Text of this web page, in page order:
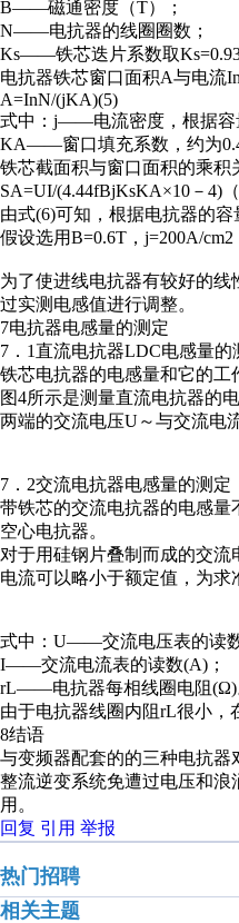
B——磁通密度（T）；
N——电抗器的线圈圈数；
Ks——铁芯迭片系数取Ks=0.93
电抗器铁芯窗口面积A与电流
A=InN/(jKA)(5)
式中：j——电流密度，根据容
KA——窗口填充系数，约为0.4
铁芯截面积与窗口面积的乘积
SA=UI/(4.44fBjKsKA×10－4)（
由式(6)可知，根据电抗器的
假设选用B=0.6T，j=200A/
为了使进线电抗器有较好的
过实测电感值进行调整。
7电抗器电感量的测定
7．1直流电抗器LDC电感量的
铁芯电抗器的电感量和它的
图4所示是测量直流电抗器的
两端的交流电压U～与交流电
7．2交流电抗器电感量的测定
带铁芯的交流电抗器的电感量
空心电抗器。
对于用硅钢片叠制而成的交
电流可以略小于额定值，为
式中：U——交流电压表的读
I——交流电流表的读数(A)；
rL——电抗器每相线圈电阻(Ω)
由于电抗器线圈内阻rL很小，
8结语
与变频器配套的的三种电抗
整流逆变系统免遭过电压和
用。
回复 引用 举报
热门招聘
相关主题